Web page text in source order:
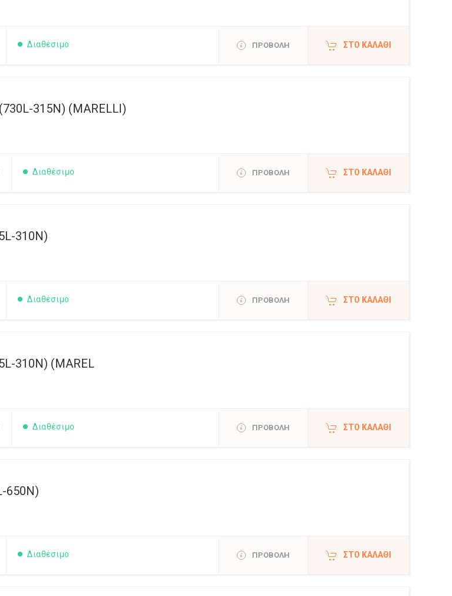
Διαθέσιμο ΠΡΟΒΟΛΗ ΣΤΟ ΚΑΛΆΘΙ
315N) (MARELLI)
Διαθέσιμο ΠΡΟΒΟΛΗ ΣΤΟ ΚΑΛΆΘΙ
310N)
Διαθέσιμο ΠΡΟΒΟΛΗ ΣΤΟ ΚΑΛΆΘΙ
310N) (MAREL
Διαθέσιμο ΠΡΟΒΟΛΗ ΣΤΟ ΚΑΛΆΘΙ
650N)
Διαθέσιμο ΠΡΟΒΟΛΗ ΣΤΟ ΚΑΛΆΘΙ